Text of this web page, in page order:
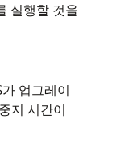
실행할 것을
업그레이
지 시간이